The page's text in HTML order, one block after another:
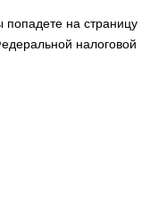
на страницу
налоговой